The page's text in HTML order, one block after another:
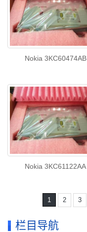
Nokia 3KC60474AB
Nokia 3KC61122AA
1 2 3
栏目导航